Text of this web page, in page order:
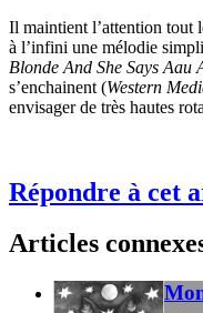
Il maintient l’attention tout
à l’infini une mélodie
Blonde And She Says Aau
s’enchainent (Western
envisager de très hautes
Répondre à cet
Articles